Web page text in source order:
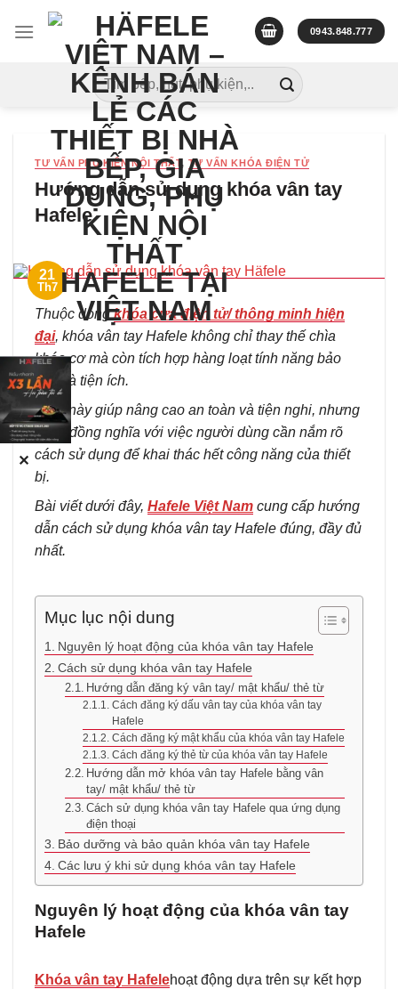
0943.848.777
Tìm
kiếm:
TƯ VẤN PHỤ KIỆN NỘI THẤT , TƯ VẤN KHÓA ĐIỆN TỬ
Hướng dẫn sử dụng khóa vân tay
Hafele
21
Th7
Thuộc dòngkhóa cửa điện tử/ thông minh hiện
đại, khóa vân tay Hafele không chỉ thay thế chìa
khóa cơ mà còn tích hợp hàng loạt tính năng bảo
mật và tiện ích.
Điều này giúp nâng cao an toàn và tiện nghi, nhưng
cũng đồng nghĩa với việc người dùng cần nắm rõ
cách sử dụng để khai thác hết công năng của thiết
bị.
Bài viết dưới đây, Hafele Việt Nam cung cấp hướng
dẫn cách sử dụng khóa vân tay Hafele đúng, đầy đủ
nhất.
Mục lục nội dung
Nguyên lý hoạt động của khóa vân tay Hafele
Cách sử dụng khóa vân tay Hafele
Hướng dẫn đăng ký vân tay/ mật khẩu/ thẻ từ
Cách đăng ký dấu vân tay của khóa vân tay
Hafele
Cách đăng ký mật khẩu của khóa vân tay Hafele
Cách đăng ký thẻ từ của khóa vân tay Hafele
Hướng dẫn mở khóa vân tay Hafele bằng vân
tay/ mật khẩu/ thẻ từ
Cách sử dụng khóa vân tay Hafele qua ứng dụng
điện thoại
Bảo dưỡng và bảo quản khóa vân tay Hafele
Các lưu ý khi sử dụng khóa vân tay Hafele
Nguyên lý hoạt động của khóa vân tay
Hafele
Khóa vân tay Hafelehoạt động dựa trên sự kết hợp
✕